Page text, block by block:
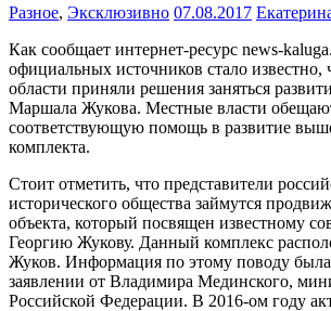
Разное, Эксклюзивно 07.08.2017
Как сообщает интернет-ресурс news-
официальных источников стало известно,
области приняли решения заняться
Маршала Жукова. Местные власти
соответствующую помощь в развитие
комплекта.
Стоит отметить, что представители
исторического общества займутся
объекта, который посвящен известному
Георгию Жукову. Данный комплекс
Жуков. Информация по этому поводу была
заявлении от Владимира Мединского,
Российской Федерации. В 2016-ом году